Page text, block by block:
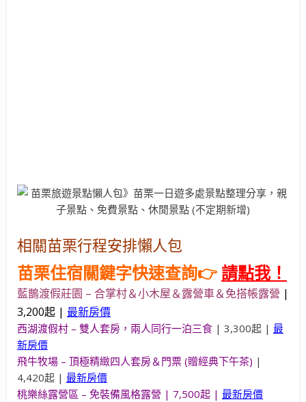
相關苗栗行程安排懶人包
苗栗住宿關鍵字快速查詢👉 請點我！
藍鵲渡假莊園 – 合掌村＆小木屋＆露營車＆免搭帳露營 |
3,200起 | 最新房價
西湖渡假村 – 雙人套房，兩人同行一泊三食 | 3,300起 | 最
新房價
飛牛牧場 – 頂極精緻四人套房＆門票 (贈經典下午茶) |
4,420起 | 最新房價
桃樂絲露營區 – 免裝備風格露營 | 7,500起 | 最新房價